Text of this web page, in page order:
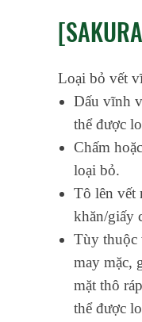
Loại bỏ vết
Dấu vĩnh
thể được
Chấm
loại bỏ.
Tô lên vết
khăn/giấy
Tùy thuộc
may mặc,
mặt thô
thể được